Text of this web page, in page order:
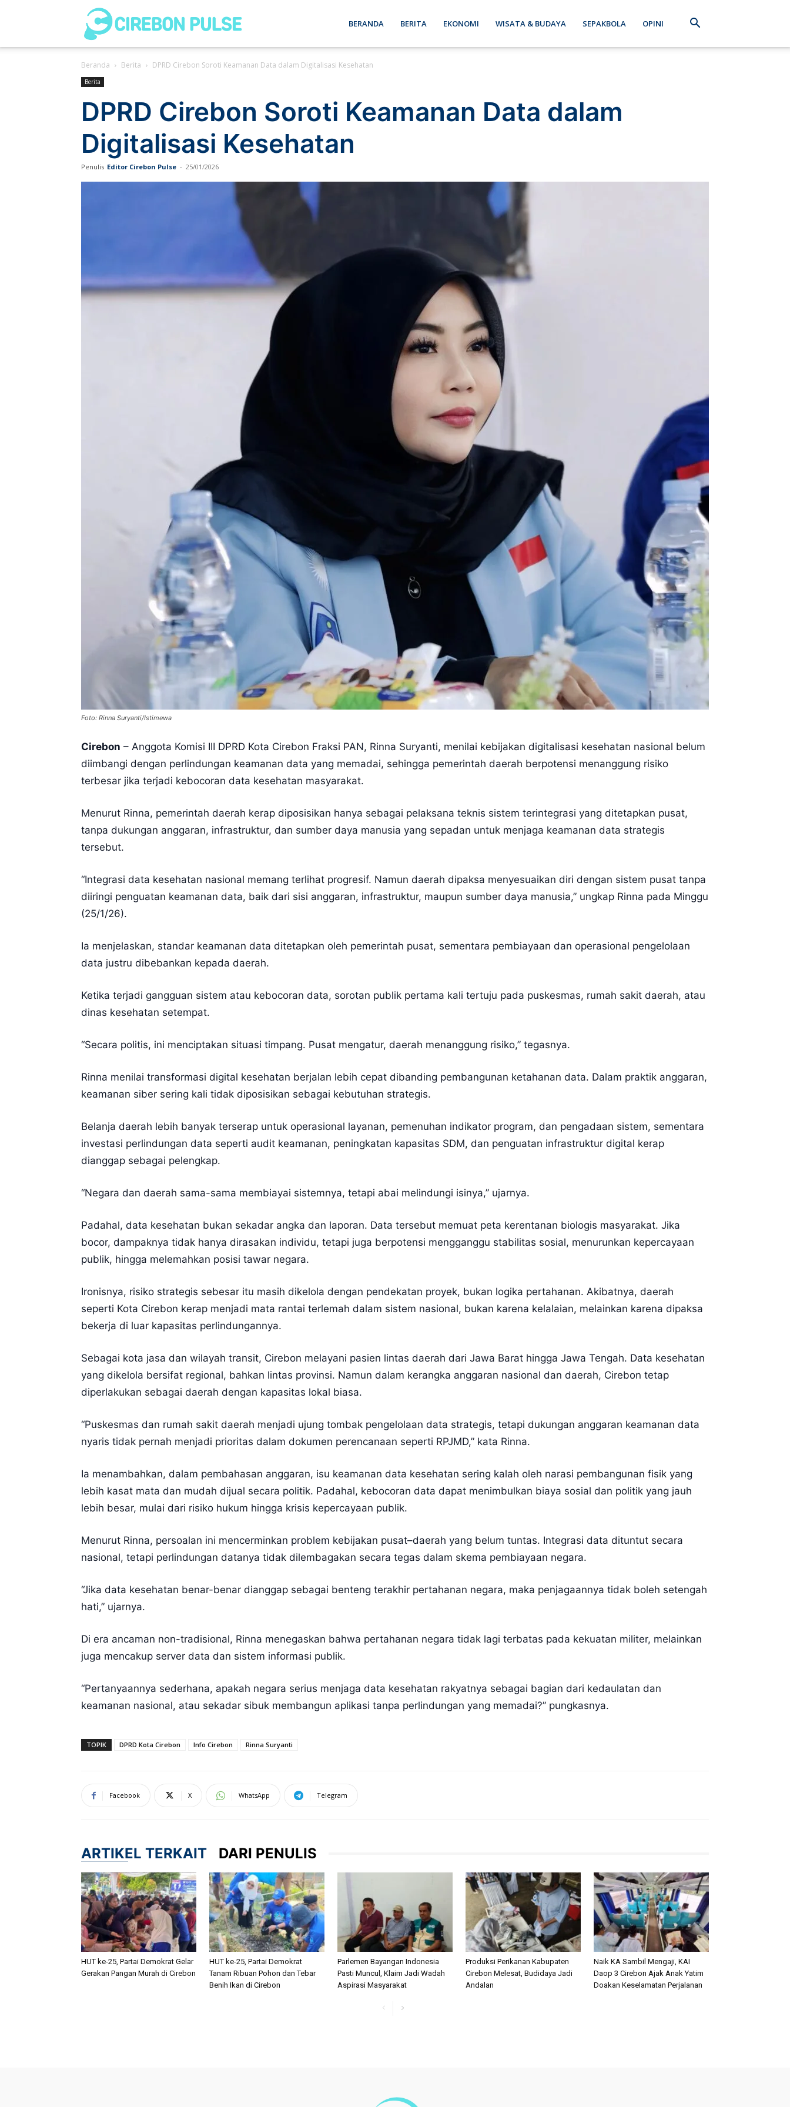
Pulse
BERANDA BERITA EKONOMI WISATA & BUDAYA SEPAKBOLA OPINI
Beranda Berita DPRD Cirebon Soroti Keamanan Data dalam Digitalisasi Kesehatan
Berita
DPRD Cirebon Soroti Keamanan Data dalam
Digitalisasi Kesehatan
Penulis Editor Cirebon Pulse - 25/01/2026
Foto: Rinna Suryanti/Istimewa
Cirebon – Anggota Komisi III DPRD Kota Cirebon Fraksi PAN, Rinna Suryanti, menilai kebijakan digitalisasi kesehatan nasional belum
diimbangi dengan perlindungan keamanan data yang memadai, sehingga pemerintah daerah berpotensi menanggung risiko
terbesar jika terjadi kebocoran data kesehatan masyarakat.
Menurut Rinna, pemerintah daerah kerap diposisikan hanya sebagai pelaksana teknis sistem terintegrasi yang ditetapkan pusat,
tanpa dukungan anggaran, infrastruktur, dan sumber daya manusia yang sepadan untuk menjaga keamanan data strategis
tersebut.
“Integrasi data kesehatan nasional memang terlihat progresif. Namun daerah dipaksa menyesuaikan diri dengan sistem pusat tanpa
diiringi penguatan keamanan data, baik dari sisi anggaran, infrastruktur, maupun sumber daya manusia,” ungkap Rinna pada Minggu
(25/1/26).
Ia menjelaskan, standar keamanan data ditetapkan oleh pemerintah pusat, sementara pembiayaan dan operasional pengelolaan
data justru dibebankan kepada daerah.
Ketika terjadi gangguan sistem atau kebocoran data, sorotan publik pertama kali tertuju pada puskesmas, rumah sakit daerah, atau
dinas kesehatan setempat.
“Secara politis, ini menciptakan situasi timpang. Pusat mengatur, daerah menanggung risiko,” tegasnya.
Rinna menilai transformasi digital kesehatan berjalan lebih cepat dibanding pembangunan ketahanan data. Dalam praktik anggaran,
keamanan siber sering kali tidak diposisikan sebagai kebutuhan strategis.
Belanja daerah lebih banyak terserap untuk operasional layanan, pemenuhan indikator program, dan pengadaan sistem, sementara
investasi perlindungan data seperti audit keamanan, peningkatan kapasitas SDM, dan penguatan infrastruktur digital kerap
dianggap sebagai pelengkap.
“Negara dan daerah sama-sama membiayai sistemnya, tetapi abai melindungi isinya,” ujarnya.
Padahal, data kesehatan bukan sekadar angka dan laporan. Data tersebut memuat peta kerentanan biologis masyarakat. Jika
bocor, dampaknya tidak hanya dirasakan individu, tetapi juga berpotensi mengganggu stabilitas sosial, menurunkan kepercayaan
publik, hingga melemahkan posisi tawar negara.
Ironisnya, risiko strategis sebesar itu masih dikelola dengan pendekatan proyek, bukan logika pertahanan. Akibatnya, daerah
seperti Kota Cirebon kerap menjadi mata rantai terlemah dalam sistem nasional, bukan karena kelalaian, melainkan karena dipaksa
bekerja di luar kapasitas perlindungannya.
Sebagai kota jasa dan wilayah transit, Cirebon melayani pasien lintas daerah dari Jawa Barat hingga Jawa Tengah. Data kesehatan
yang dikelola bersifat regional, bahkan lintas provinsi. Namun dalam kerangka anggaran nasional dan daerah, Cirebon tetap
diperlakukan sebagai daerah dengan kapasitas lokal biasa.
“Puskesmas dan rumah sakit daerah menjadi ujung tombak pengelolaan data strategis, tetapi dukungan anggaran keamanan data
nyaris tidak pernah menjadi prioritas dalam dokumen perencanaan seperti RPJMD,” kata Rinna.
Ia menambahkan, dalam pembahasan anggaran, isu keamanan data kesehatan sering kalah oleh narasi pembangunan fisik yang
lebih kasat mata dan mudah dijual secara politik. Padahal, kebocoran data dapat menimbulkan biaya sosial dan politik yang jauh
lebih besar, mulai dari risiko hukum hingga krisis kepercayaan publik.
Menurut Rinna, persoalan ini mencerminkan problem kebijakan pusat–daerah yang belum tuntas. Integrasi data dituntut secara
nasional, tetapi perlindungan datanya tidak dilembagakan secara tegas dalam skema pembiayaan negara.
“Jika data kesehatan benar-benar dianggap sebagai benteng terakhir pertahanan negara, maka penjagaannya tidak boleh setengah
hati,” ujarnya.
Di era ancaman non-tradisional, Rinna menegaskan bahwa pertahanan negara tidak lagi terbatas pada kekuatan militer, melainkan
juga mencakup server data dan sistem informasi publik.
“Pertanyaannya sederhana, apakah negara serius menjaga data kesehatan rakyatnya sebagai bagian dari kedaulatan dan
keamanan nasional, atau sekadar sibuk membangun aplikasi tanpa perlindungan yang memadai?” pungkasnya.
TOPIK DPRD Kota Cirebon Info Cirebon Rinna Suryanti
Facebook X WhatsApp Telegram
ARTIKEL TERKAIT DARI PENULIS
HUT ke-25, Partai Demokrat Gelar
Gerakan Pangan Murah di Cirebon
HUT ke-25, Partai Demokrat
Tanam Ribuan Pohon dan Tebar
Benih Ikan di Cirebon
Parlemen Bayangan Indonesia
Pasti Muncul, Klaim Jadi Wadah
Aspirasi Masyarakat
Produksi Perikanan Kabupaten
Cirebon Melesat, Budidaya Jadi
Andalan
Naik KA Sambil Mengaji, KAI
Daop 3 Cirebon Ajak Anak Yatim
Doakan Keselamatan Perjalanan